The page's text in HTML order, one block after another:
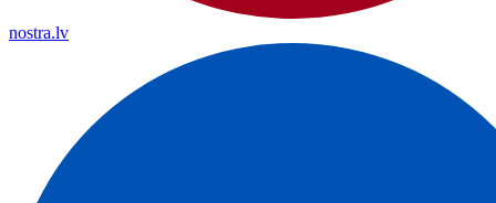
nostra.lv